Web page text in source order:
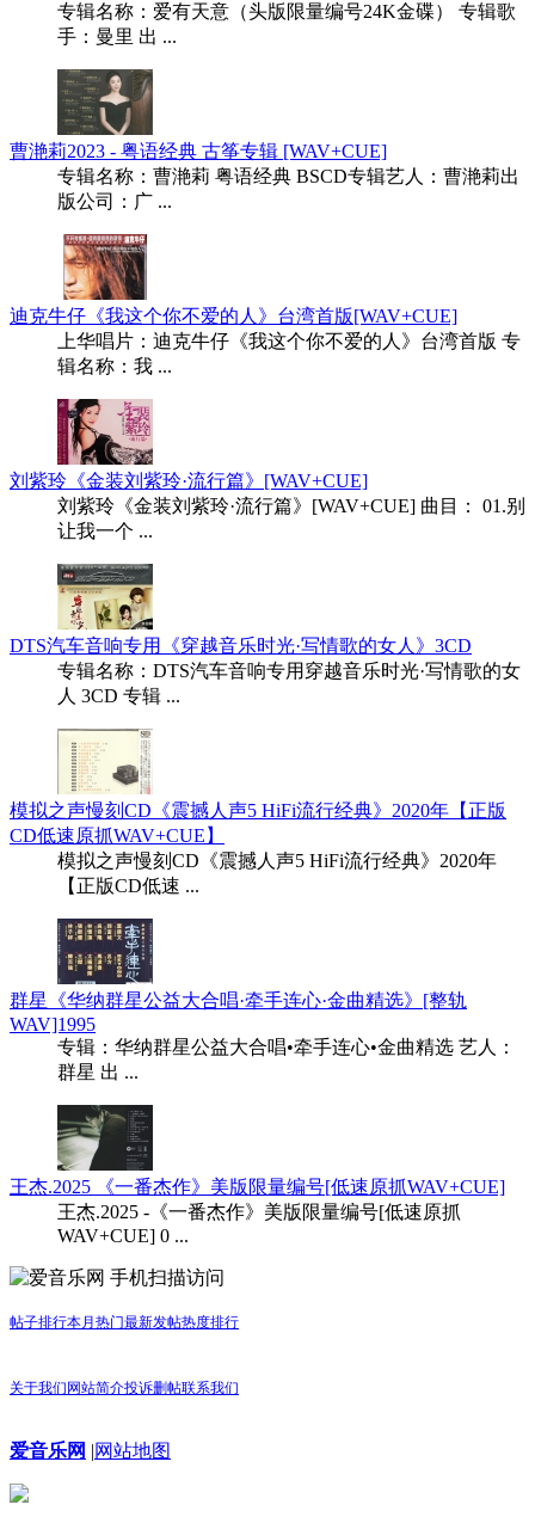
专辑名称：爱有天意（头版限量编号24K金碟） 专辑歌
手：曼里 出 ...
曹滟莉2023 - 粤语经典 古筝专辑 [WAV+CUE]
专辑名称：曹滟莉 粤语经典 BSCD专辑艺人：曹滟莉出
版公司：广 ...
迪克牛仔《我这个你不爱的人》台湾首版[WAV+CUE]
上华唱片：迪克牛仔《我这个你不爱的人》台湾首版 专
辑名称：我 ...
刘紫玲《金装刘紫玲·流行篇》[WAV+CUE]
刘紫玲《金装刘紫玲·流行篇》[WAV+CUE] 曲目： 01.别
让我一个 ...
DTS汽车音响专用《穿越音乐时光·写情歌的女人》3CD
专辑名称：DTS汽车音响专用穿越音乐时光·写情歌的女
人 3CD 专辑 ...
模拟之声慢刻CD《震撼人声5 HiFi流行经典》2020年【正版
CD低速原抓WAV+CUE】
模拟之声慢刻CD《震撼人声5 HiFi流行经典》2020年
【正版CD低速 ...
群星《华纳群星公益大合唱·牵手连心·金曲精选》[整轨
WAV]1995
专辑：华纳群星公益大合唱•牵手连心•金曲精选 艺人：
群星 出 ...
王杰.2025 《一番杰作》美版限量编号[低速原抓WAV+CUE]
王杰.2025 -《一番杰作》美版限量编号[低速原抓
WAV+CUE] 0 ...
手机扫描访问
帖子排行本月热门最新发帖热度排行
关于我们 网站简介投诉删帖联系我们
爱音乐网 |网站地图